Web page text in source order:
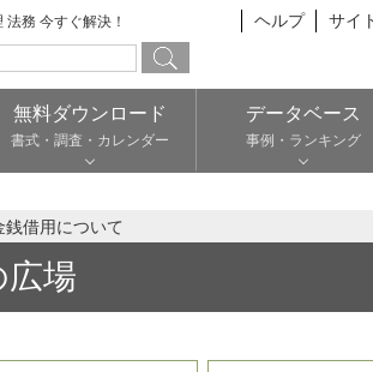
務 今すぐ解決！ ヘルプ サイ
無料ダウンロード
書式・調査・カレンダー
データベース
事例・ランキング
借用について
場